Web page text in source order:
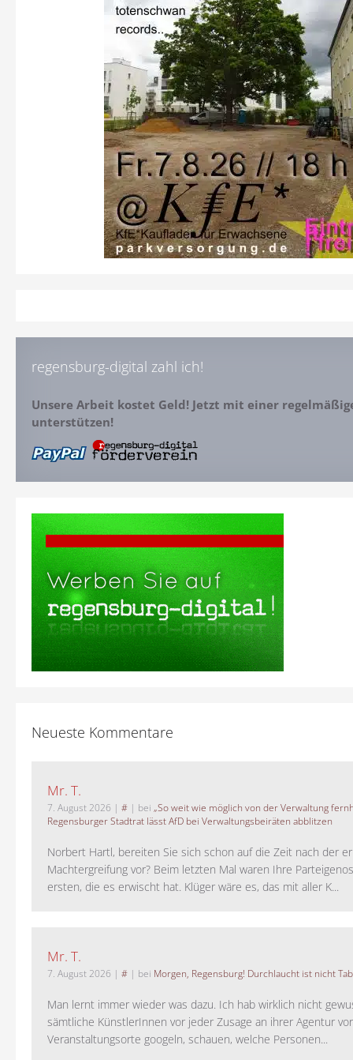
regensburg-digital zahl ich!
Unsere Arbeit kostet Geld! Jetzt mit einer
unterstützen!
Neueste Kommentare
Mr. T.
7. August 2026 | # | bei „So weit wie möglich von der Verwaltung
Regensburger Stadtrat lässt AfD bei Verwaltungsbeiräten abblitzen
Norbert Hartl, bereiten Sie sich schon auf die Zeit nach der
Machtergreifung vor? Beim letzten Mal waren Ihre
ersten, die es erwischt hat. Klüger wäre es, das mit aller K...
Mr. T.
7. August 2026 | # | bei Morgen, Regensburg! Durchlaucht ist nicht
Man lernt immer wieder was dazu. Ich hab wirklich nicht
sämtliche KünstlerInnen vor jeder Zusage an ihrer Agentur
Veranstaltungsorte googeln, schauen, welche Personen...